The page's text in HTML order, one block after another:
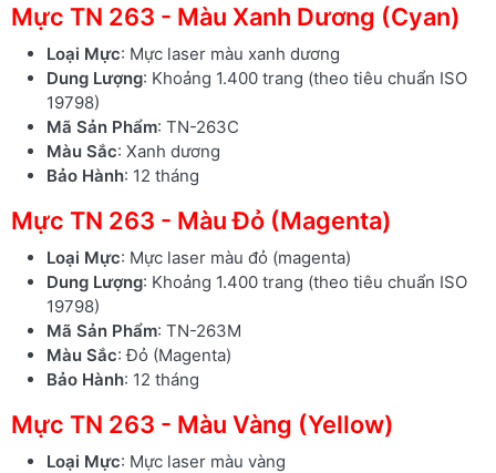
Mực TN 263 - Màu Xanh Dương (Cyan)
Loại Mực: Mực laser màu xanh dương
Dung Lượng: Khoảng 1.400 trang (theo tiêu chuẩn ISO
19798)
Mã Sản Phẩm: TN-263C
Màu Sắc: Xanh dương
Bảo Hành: 12 tháng
Mực TN 263 - Màu Đỏ (Magenta)
Loại Mực: Mực laser màu đỏ (magenta)
Dung Lượng: Khoảng 1.400 trang (theo tiêu chuẩn ISO
19798)
Mã Sản Phẩm: TN-263M
Màu Sắc: Đỏ (Magenta)
Bảo Hành: 12 tháng
Mực TN 263 - Màu Vàng (Yellow)
Loại Mực: Mực laser màu vàng